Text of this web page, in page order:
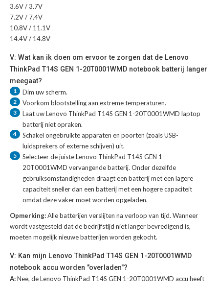
3.6V / 3.7V
7.2V / 7.4V
10.8V / 11.1V
14.4V / 14.8V
V: Wat kan ik doen om ervoor te zorgen dat de Lenovo
ThinkPad T14S GEN 1-20T0001WMD notebook batterij langer
meegaat?
1 Dim uw scherm.
2 Voorkom blootstelling aan extreme temperaturen.
3 Laat uwLenovo ThinkPad T14S GEN 1-20T0001WMD laptop
batterijniet opraken.
4
Schakel ongebruikte apparaten en poorten (zoals USB-
luidsprekers of externe schijven) uit.
5 Selecteer de juisteLenovo ThinkPad T14S GEN 1-
20T0001WMD vervangende batterij. Onder dezelfde
gebruiksomstandigheden draagt een batterij met een lagere
capaciteit sneller dan een batterij met een hogere capaciteit
omdat deze vaker moet worden opgeladen.
Opmerking:Alle batterijen verslijten na verloop van tijd. Wanneer
wordt vastgesteld dat de bedrijfstijd niet langer bevredigend is,
moeten mogelijk nieuwe batterijen worden gekocht.
V: Kan mijn Lenovo ThinkPad T14S GEN 1-20T0001WMD
notebook accu worden "overladen"?
A:Nee, de Lenovo ThinkPad T14S GEN 1-20T0001WMD accu heeft